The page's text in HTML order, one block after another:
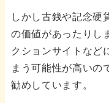
しかし古銭や記念硬
の価値があったりし
クションサイトなど
まう可能性が高いの
勧めしています。